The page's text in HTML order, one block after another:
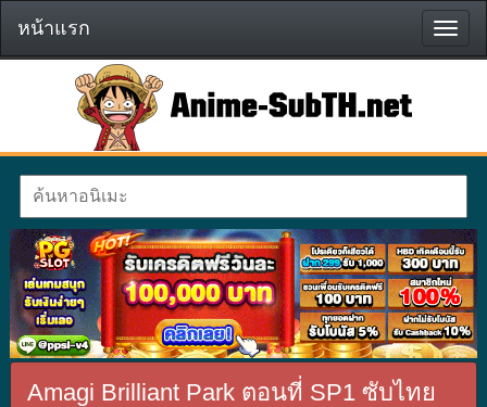
หน้า
แรก
หน้าแรก
Amagi Brilliant Park ตอนที่ SP1 ซับไทย